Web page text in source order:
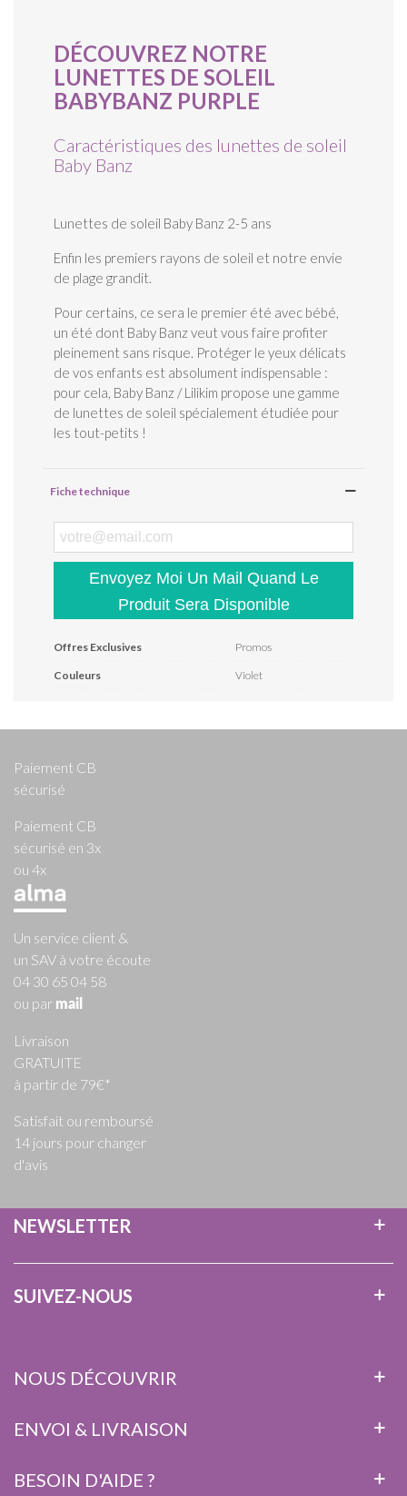
DÉCOUVREZ NOTRE
LUNETTES DE SOLEIL
BABYBANZ PURPLE
Caractéristiques des lunettes de soleil
Baby Banz
Lunettes de soleil Baby Banz 2-5 ans
Enfin les premiers rayons de soleil et notre envie
de plage grandit.
Pour certains, ce sera le premier été avec bébé,
un été dont Baby Banz veut vous faire profiter
pleinement sans risque. Protéger le yeux délicats
de vos enfants est absolument indispensable :
pour cela, Baby Banz / Lilikim propose une gamme
de lunettes de soleil spécialement étudiée pour
les tout-petits !
Fiche technique
Envoyez Moi Un Mail Quand Le
Produit Sera Disponible
Offres Exclusives Promos
Couleurs Violet
Paiement CB
sécurisé
Paiement CB
sécurisé en 3x
ou 4x
Un service client &
un SAV à votre écoute
04 30 65 04 58
ou par mail
Livraison
GRATUITE
à partir de 79€*
Satisfait ou remboursé
14 jours pour changer
d'avis
NEWSLETTER
SUIVEZ-NOUS
NOUS DÉCOUVRIR
ENVOI & LIVRAISON
BESOIN D'AIDE ?